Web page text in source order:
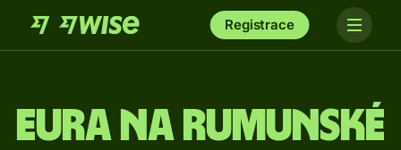
Registrace
Eura na rumunské